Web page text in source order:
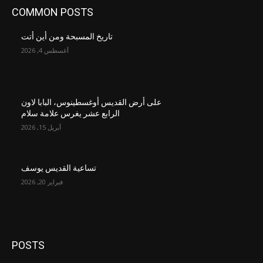
COMMON POSTS
تاريخ المسبحة ومن أين أتت
أغسطس 4, 2026
على أرض القديس أوغسطينوس، البابا لاون
الرابع عشر يغرس علامة سلام
أبريل 15, 2026
تساعية القديس يوسف
فبراير 20, 2026
POSTS